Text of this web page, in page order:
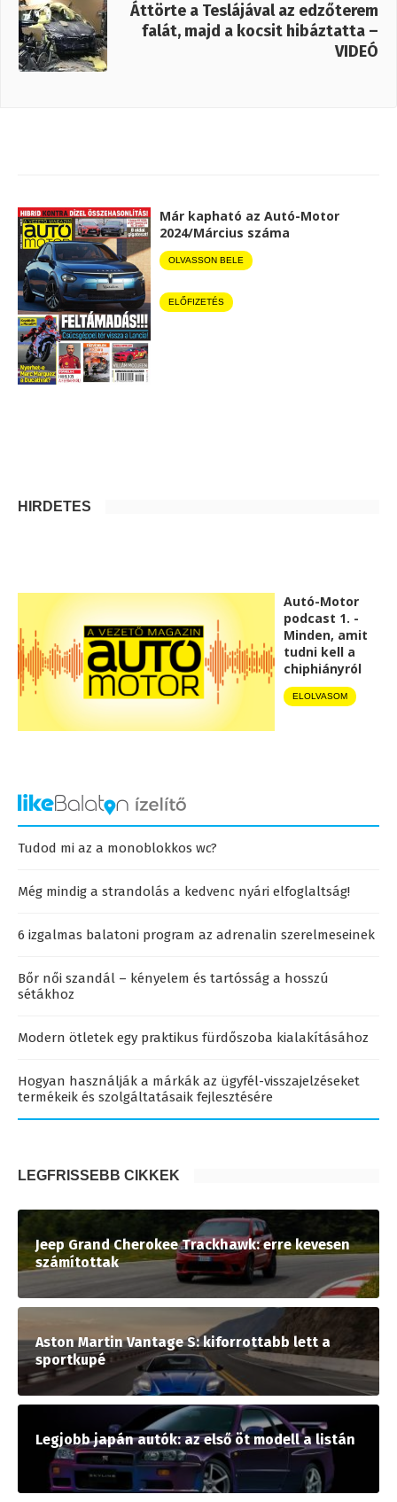
Áttörte a Teslájával az edzőterem
falát, majd a kocsit hibáztatta –
VIDEÓ
Már kapható az Autó-Motor
2024/Március száma
OLVASSON BELE
ELŐFIZETÉS
HIRDETÉS
Autó-Motor
podcast 1. -
Minden, amit
tudni kell a
chiphiányról
ELOLVASOM
Tudod mi az a monoblokkos wc?
Még mindig a strandolás a kedvenc nyári elfoglaltság!
6 izgalmas balatoni program az adrenalin szerelmeseinek
Bőr női szandál – kényelem és tartósság a hosszú
sétákhoz
Modern ötletek egy praktikus fürdőszoba kialakításához
Hogyan használják a márkák az ügyfél-visszajelzéseket
termékeik és szolgáltatásaik fejlesztésére
LEGFRISSEBB CIKKEK
Jeep Grand Cherokee Trackhawk: erre kevesen
számítottak
Aston Martin Vantage S: kiforrottabb lett a
sportkupé
Legjobb japán autók: az első öt modell a listán